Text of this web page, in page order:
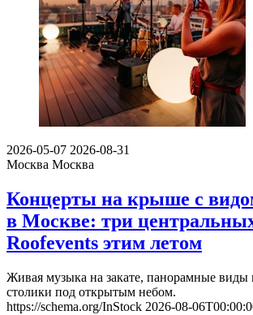
2026-05-07 2026-08-31
Москва Москва
Концерты на крыше с
в Москве: три
Roofevents этим летом
Живая музыка на закате, панорамные
столики под открытым небом.
https://schema.org/InStock 2026-08-